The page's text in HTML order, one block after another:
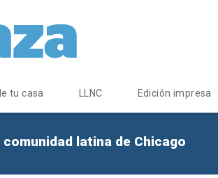
tu casa LLNC Edición impresa
latina de Chicago